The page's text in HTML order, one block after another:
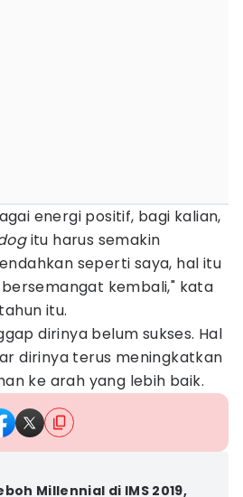
energi positif, bagi kalian,
itu harus semakin
seperti saya, hal itu
kembali," kata
itu.
dirinya belum sukses. Hal
dirinya terus meningkatkan
ke arah yang lebih baik.
Millennial di IMS 2019,